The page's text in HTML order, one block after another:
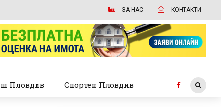
ЗА НАС КОНТАКТИ
Пловдив Спортен Пловдив